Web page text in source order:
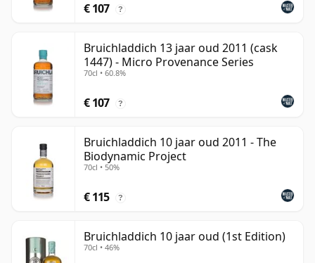
€ 107 ?
Bruichladdich 13 jaar oud 2011 (cask
1447) - Micro Provenance Series
70cl • 60.8%
€ 107 ?
Bruichladdich 10 jaar oud 2011 - The
Biodynamic Project
70cl • 50%
€ 115 ?
Bruichladdich 10 jaar oud (1st Edition)
70cl • 46%